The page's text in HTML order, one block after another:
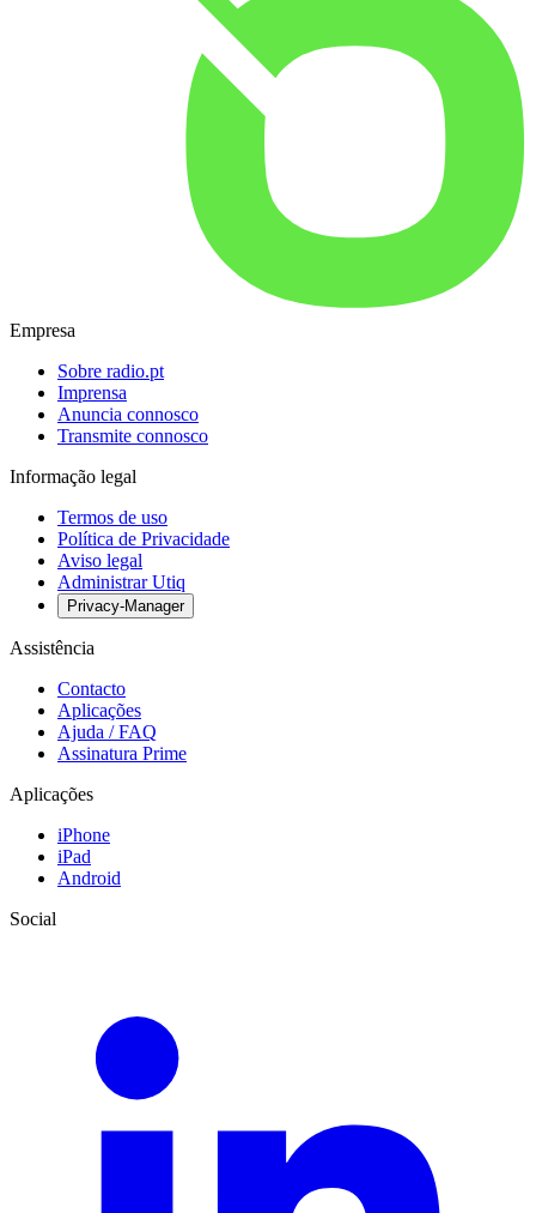
Empresa
Sobre radio.pt
Imprensa
Anuncia connosco
Transmite connosco
Informação legal
Termos de uso
Política de Privacidade
Aviso legal
Administrar Utiq
Privacy-Manager
Assistência
Contacto
Aplicações
Ajuda / FAQ
Assinatura Prime
Aplicações
iPhone
iPad
Android
Social